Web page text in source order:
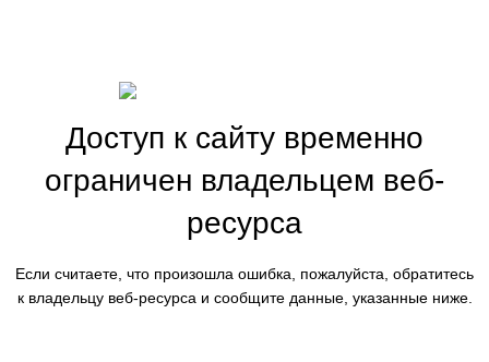
Доступ к сайту временно
ограничен владельцем веб-
ресурса
Если считаете, что произошла ошибка, пожалуйста, обратитесь
к владельцу веб-ресурса и сообщите данные, указанные ниже.